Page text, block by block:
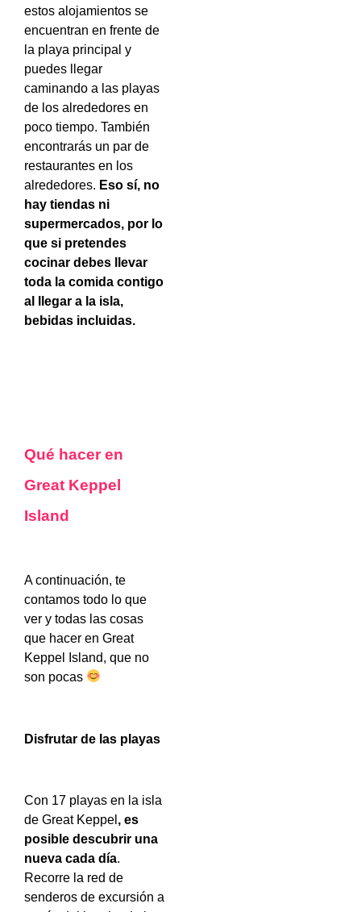
estos alojamientos se
encuentran en frente de
la playa principal y
puedes llegar
caminando a las playas
de los alrededores en
poco tiempo. También
encontrarás un par de
restaurantes en los
alrededores. Eso sí, no
hay tiendas ni
supermercados, por lo
que si pretendes
cocinar debes llevar
toda la comida contigo
al llegar a la isla,
bebidas incluidas.
Qué hacer en
Great Keppel
Island
A continuación, te
contamos todo lo que
ver y todas las cosas
que hacer en Great
Keppel Island, que no
son pocas
Disfrutar de las playas
Con 17 playas en la isla
de Great Keppel , es
posible descubrir una
nueva cada día.
Recorre la red de
senderos de excursión a